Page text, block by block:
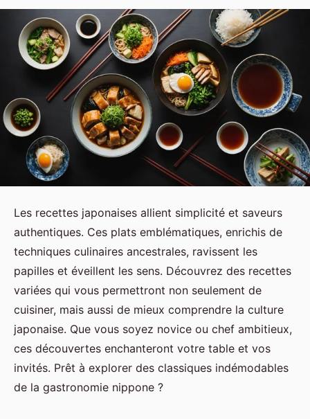
Les recettes japonaises allient simplicité et saveurs
authentiques. Ces plats emblématiques, enrichis de
techniques culinaires ancestrales, ravissent les
papilles et éveillent les sens. Découvrez des recettes
variées qui vous permettront non seulement de
cuisiner, mais aussi de mieux comprendre la culture
japonaise. Que vous soyez novice ou chef ambitieux,
ces découvertes enchanteront votre table et vos
invités. Prêt à explorer des classiques indémodables
de la gastronomie nippone ?